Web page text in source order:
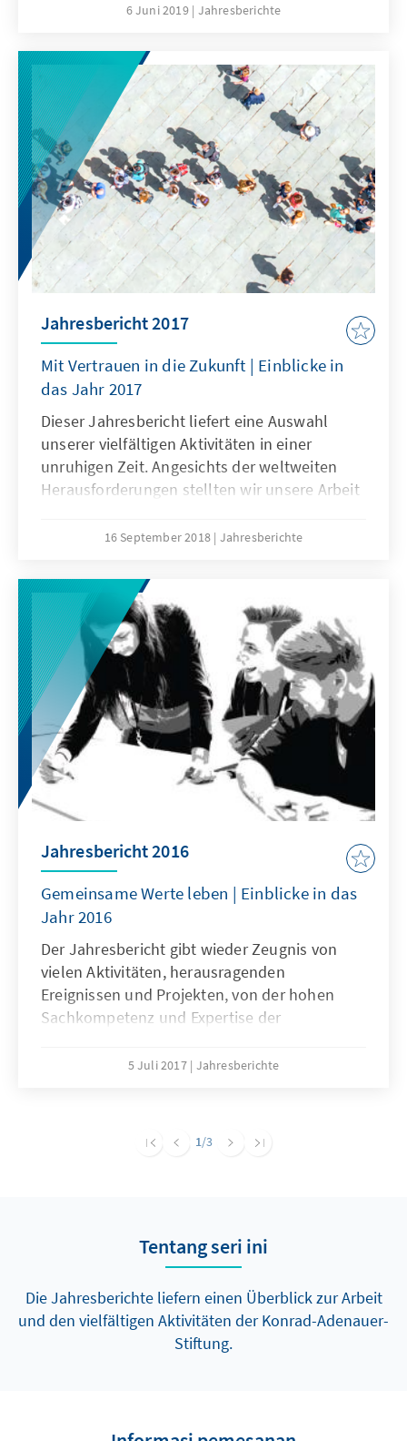
auf die Frage, was uns als Gesellschaft
Zukunft antreibt. Dies zeigen auch die
vielfältigen Aktivitäten des Jahres 2018, zu
denen dieser Bericht einen Überblick bietet.
Zusammen mit unserem Internetangebot
spiegelt die Publikation das hohe
Engagement, die Kompetenz und die
Leistungsbereitschaft der Mitarbeiterinnen
und Mitarbeiter im In- und Ausland wider.
6 Juni 2019 Jahresberichte
Jahresbericht 2017
Mit Vertrauen in die Zukunft | Einblicke in
das Jahr 2017
Dieser Jahresbericht liefert eine Auswahl
unserer vielfältigen Aktivitäten in einer
unruhigen Zeit. Angesichts der weltweiten
Herausforderungen stellten wir unsere Arbeit
Zukunft“. Zusammen mit unserem
hohe Engagement, die Kompetenz und die
Leistungsbereitschaft der Mitarbeiterinnen
und Mitarbeiter im In- und Ausland wider.
16 September 2018 Jahresberichte
Jahresbericht 2016
Gemeinsame Werte leben | Einblicke in das
Jahr 2016
Der Jahresbericht gibt wieder Zeugnis von
vielen Aktivitäten, herausragenden
Ereignissen und Projekten, von der hohen
Sachkompetenz und Expertise der
weltweiten Engagement für Demokratie,
5 Juli 2017 Jahresberichte
1/3
Tentang seri ini
Die Jahresberichte liefern einen Überblick zur Arbeit
und den vielfältigen Aktivitäten der Konrad-Adenauer-
Stiftung.